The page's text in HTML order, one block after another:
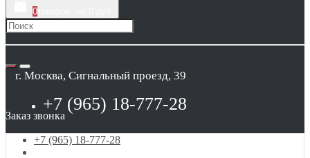
0
г. Москва, Сигнальный проезд, 39
+7 (965) 18-777-28
Заказ звонка
+7 (965) 18-777-28